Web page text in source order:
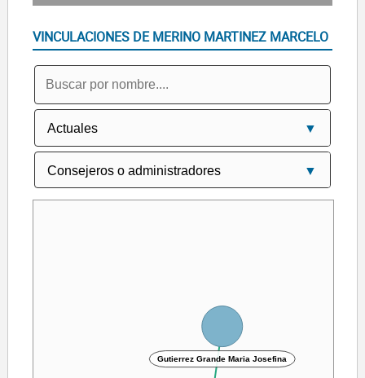
VINCULACIONES DE MERINO MARTINEZ MARCELO
Gutierrez Grande Maria Josefina